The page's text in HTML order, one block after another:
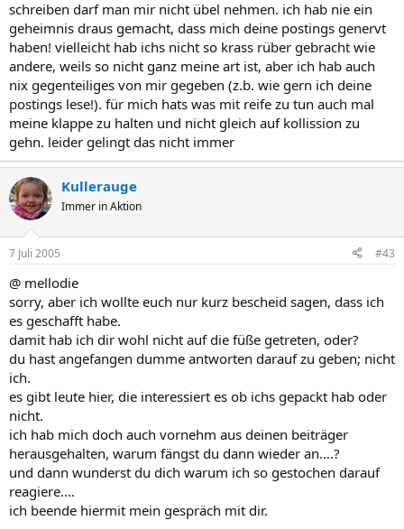
schreiben darf man mir nicht übel nehmen. ich hab nie ein
geheimnis draus gemacht, dass mich deine postings genervt
haben! vielleicht hab ichs nicht so krass rüber gebracht wie
andere, weils so nicht ganz meine art ist, aber ich hab auch
nix gegenteiliges von mir gegeben (z.b. wie gern ich deine
postings lese!). für mich hats was mit reife zu tun auch mal
meine klappe zu halten und nicht gleich auf kollission zu
gehn. leider gelingt das nicht immer
Kullerauge
Immer in Aktion
7 Juli 2005 #43
@ mellodie
sorry, aber ich wollte euch nur kurz bescheid sagen, dass ich
es geschafft habe.
damit hab ich dir wohl nicht auf die füße getreten, oder?
du hast angefangen dumme antworten darauf zu geben; nicht
ich.
es gibt leute hier, die interessiert es ob ichs gepackt hab oder
nicht.
ich hab mich doch auch vornehm aus deinen beiträger
herausgehalten, warum fängst du dann wieder an....?
und dann wunderst du dich warum ich so gestochen darauf
reagiere....
ich beende hiermit mein gespräch mit dir.